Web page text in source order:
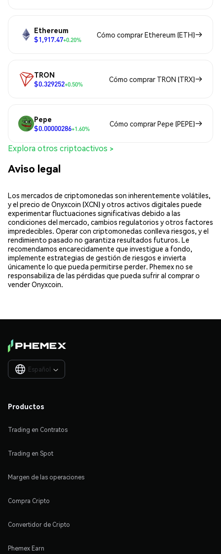
Ethereum
$1,917.47+0.20%
Cómo comprar Ethereum (ETH)
TRON
$0.329252+0.50%
Cómo comprar TRON (TRX)
Pepe
$0.00000286+1.60%
Cómo comprar Pepe (PEPE)
Explora otros criptoactivos >
Aviso legal
Los mercados de criptomonedas son inherentemente volátiles,
y el precio de Onyxcoin (XCN) y otros activos digitales puede
experimentar fluctuaciones significativas debido a las
condiciones del mercado, cambios regulatorios y otros factores
impredecibles. Operar con criptomonedas conlleva riesgos, y el
rendimiento pasado no garantiza resultados futuros. Le
recomendamos encarecidamente que investigue a fondo,
implemente estrategias de gestión de riesgos e invierta
únicamente lo que pueda permitirse perder. Phemex no se
responsabiliza de las pérdidas que pueda sufrir al comprar o
vender Onyxcoin.
Español 
Productos
Trading en Contratos
Trading en Spot
Margen de las operaciones
Compra Cripto
Convertidor de Cripto
Phemex Earn